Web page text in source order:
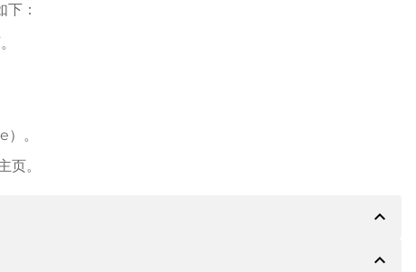
：
。
页。
expand_less
SEPA 银行的详细信息，如果需要，还可以提供 Paypal 或
expand_less